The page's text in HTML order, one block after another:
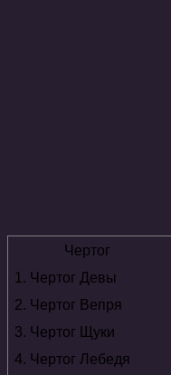
Чертог
1. Чертог Девы
2. Чертог Вепря
3. Чертог Щуки
4. Чертог Лебедя